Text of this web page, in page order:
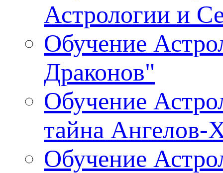
Астрологии и
Обучение
Драконов"
Обучение
тайна Ангелов-
Обучение